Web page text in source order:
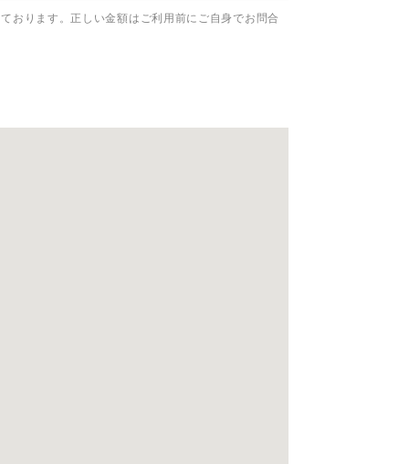
おります。正しい金額はご利用前にご自身でお問合